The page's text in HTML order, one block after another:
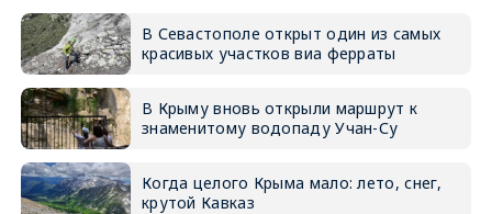
В Севастополе открыт один из самых
красивых участков виа ферраты
В Крыму вновь открыли маршрут к
знаменитому водопаду Учан-Су
Когда целого Крыма мало: лето, снег,
крутой Кавказ